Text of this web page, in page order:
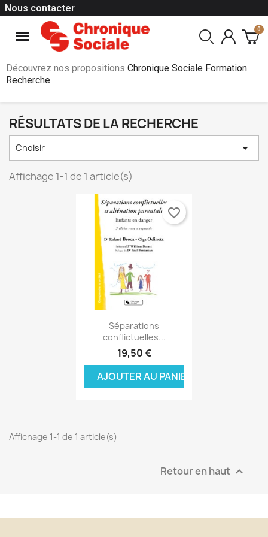
Nous contacter
Découvrez nos propositions Chronique Sociale Formation
Recherche
RÉSULTATS DE LA RECHERCHE
Choisir 
Affichage 1-1 de 1 article(s)
Aperçu rapide
Séparations
conflictuelles...
19,50 €
AJOUTER AU PANIER
favorite_border
Affichage 1-1 de 1 article(s)
Retour en haut 